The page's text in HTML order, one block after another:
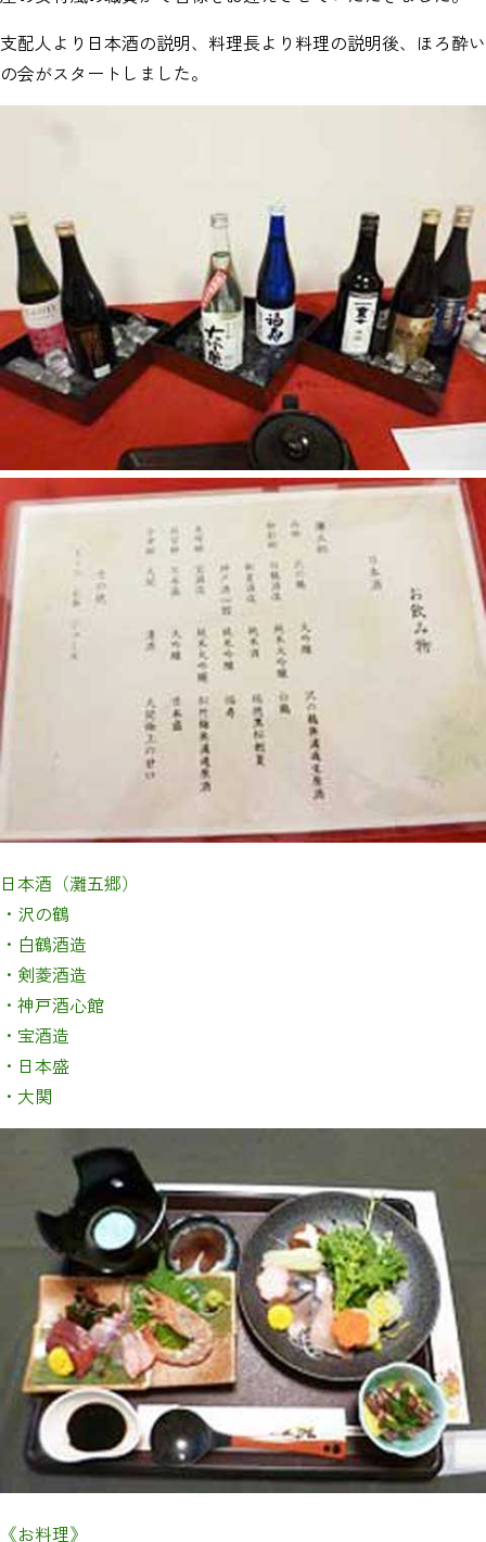
支配人より日本酒の説明、料理長より料理の説明後、ほろ酔い
の会がスタートしました。
日本酒（灘五郷）
・沢の鶴
・白鶴酒造
・剣菱酒造
・神戸酒心館
・宝酒造
・日本盛
・大関
《お料理》